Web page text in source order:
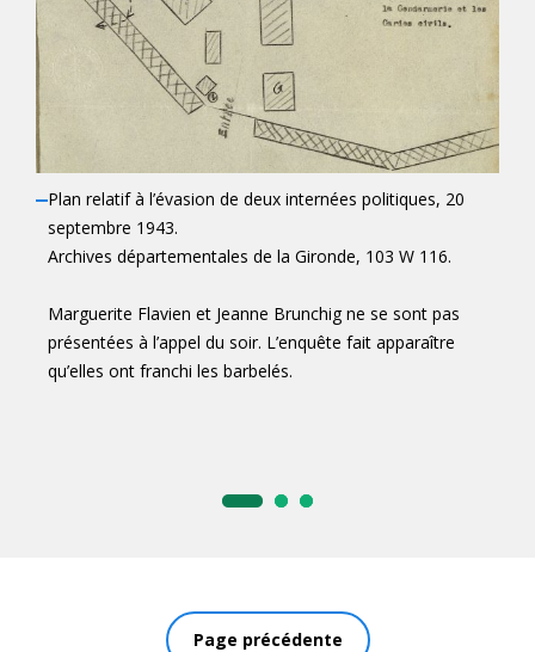
Plan relatif à l’évasion de deux internées politiques, 20
septembre 1943.
Archives départementales de la Gironde, 103 W 116.
Marguerite Flavien et Jeanne Brunchig ne se sont pas
présentées à l’appel du soir. L’enquête fait apparaître
qu’elles ont franchi les barbelés.
Archives départementales de la Gironde, 103 W 116.
Page précédente